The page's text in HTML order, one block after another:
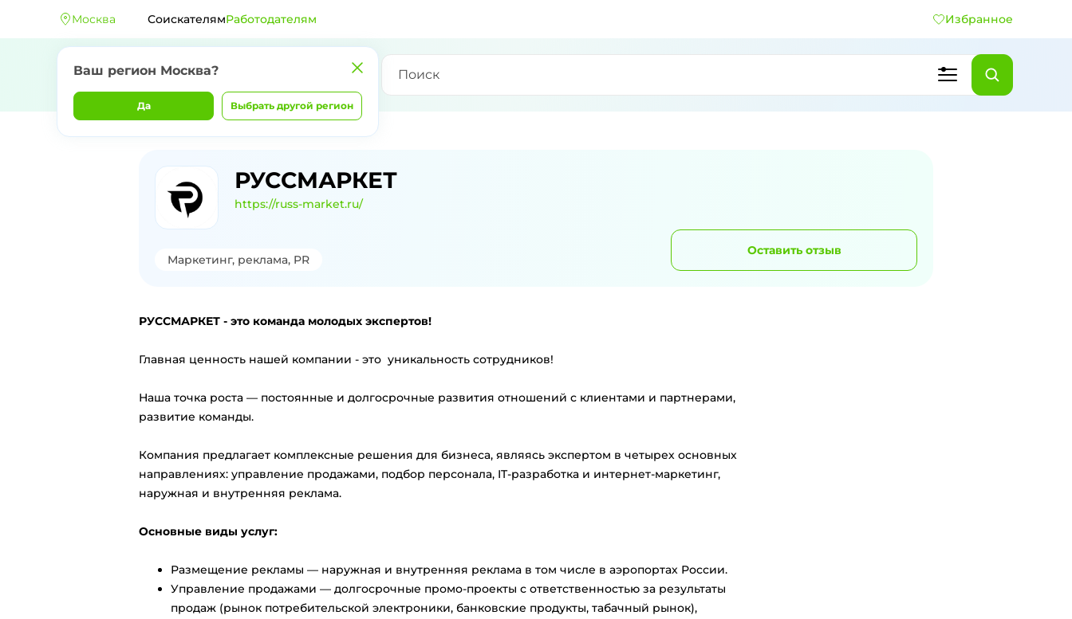
Москва
Ваш регион Москва?
Да Выбрать другой регион
СоискателямРаботодателям Избранное
РУССМАРКЕТ
https://russ-market.ru/
Маркетинг, реклама, PR
Оставить отзыв
РУССМАРКЕТ - это команда молодых экспертов!
Главная ценность нашей компании - это уникальность сотрудников!
Наша точка роста — постоянные и долгосрочные развития отношений с клиентами и партнерами,
развитие команды.
Компания предлагает комплексные решения для бизнеса, являясь экспертом в четырех основных
направлениях: управление продажами, подбор персонала, IT-разработка и интернет-маркетинг,
наружная и внутренняя реклама.
Основные виды услуг:
Размещение рекламы — наружная и внутренняя реклама в том числе в аэропортах России.
Управление продажами — долгосрочные промо-проекты с ответственностью за результаты
продаж (рынок потребительской электроники, банковские продукты, табачный рынок),